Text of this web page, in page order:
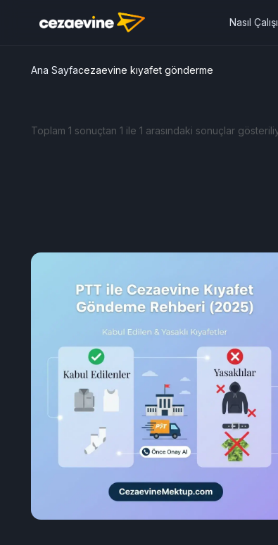
Nasıl
Ana Sayfacezaevine kıyafet gönderme
Toplam 1 sonuçtan 1 ile 1 arasındaki sonuçlar